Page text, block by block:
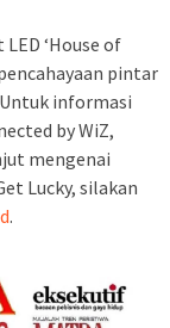
‘House of
pintar
informasi
by WiZ,
mengenai
Lucky, silakan
.